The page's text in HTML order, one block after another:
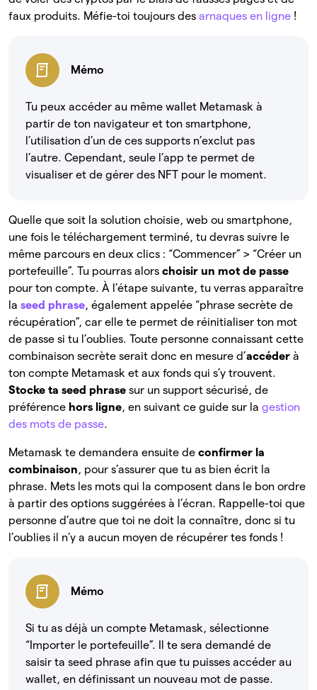
faux produits. Méfie-toi toujours des arnaques en ligne !
Mémo
Tu peux accéder au même wallet Metamask à
partir de ton navigateur et ton smartphone,
l’utilisation d’un de ces supports n’exclut pas
l’autre. Cependant, seule l’app te permet de
visualiser et de gérer des NFT pour le moment.
Quelle que soit la solution choisie, web ou smartphone,
une fois le téléchargement terminé, tu devras suivre le
même parcours en deux clics : “Commencer” > “Créer un
portefeuille”. Tu pourras alors choisir un mot de passe
pour ton compte. À l’étape suivante, tu verras apparaître
la seed phrase, également appelée “phrase secrète de
récupération”, car elle te permet de réinitialiser ton mot
de passe si tu l’oublies. Toute personne connaissant cette
combinaison secrète serait donc en mesure d’accéder à
ton compte Metamask et aux fonds qui s’y trouvent.
Stocke ta seed phrase sur un support sécurisé, de
préférence hors ligne, en suivant ce guide sur la gestion
des mots de passe.
Metamask te demandera ensuite de confirmer la
combinaison, pour s’assurer que tu as bien écrit la
phrase. Mets les mots qui la composent dans le bon ordre
à partir des options suggérées à l’écran. Rappelle-toi que
personne d’autre que toi ne doit la connaître, donc si tu
l’oublies il n’y a aucun moyen de récupérer tes fonds !
Mémo
Si tu as déjà un compte Metamask, sélectionne
“Importer le portefeuille”. Il te sera demandé de
saisir ta seed phrase afin que tu puisses accéder au
wallet, en définissant un nouveau mot de passe.